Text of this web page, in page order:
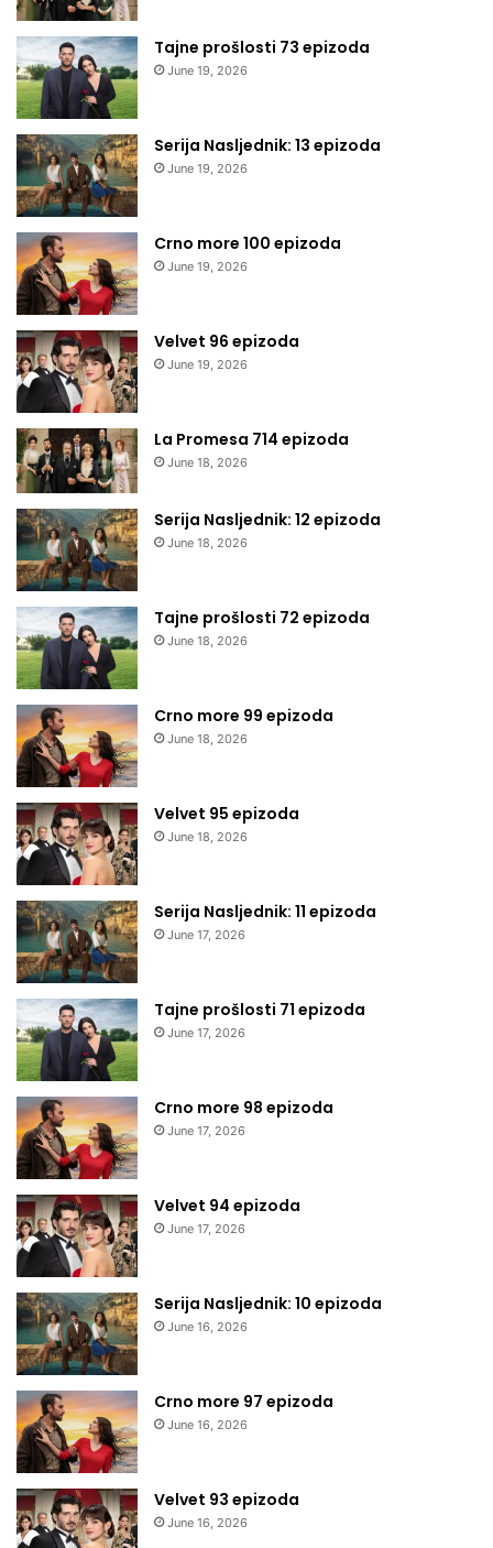
Tajne prošlosti 73 epizoda
June 19, 2026
Serija Nasljednik: 13 epizoda
June 19, 2026
Crno more 100 epizoda
June 19, 2026
Velvet 96 epizoda
June 19, 2026
La Promesa 714 epizoda
June 18, 2026
Serija Nasljednik: 12 epizoda
June 18, 2026
Tajne prošlosti 72 epizoda
June 18, 2026
Crno more 99 epizoda
June 18, 2026
Velvet 95 epizoda
June 18, 2026
Serija Nasljednik: 11 epizoda
June 17, 2026
Tajne prošlosti 71 epizoda
June 17, 2026
Crno more 98 epizoda
June 17, 2026
Velvet 94 epizoda
June 17, 2026
Serija Nasljednik: 10 epizoda
June 16, 2026
Crno more 97 epizoda
June 16, 2026
Velvet 93 epizoda
June 16, 2026